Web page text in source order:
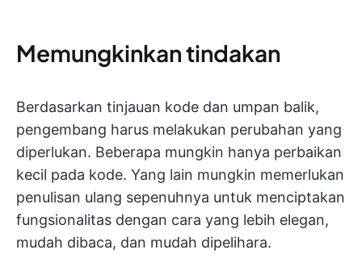
Memungkinkan tindakan
Berdasarkan tinjauan kode dan umpan balik,
pengembang harus melakukan perubahan yang
diperlukan. Beberapa mungkin hanya perbaikan
kecil pada kode. Yang lain mungkin memerlukan
penulisan ulang sepenuhnya untuk menciptakan
fungsionalitas dengan cara yang lebih elegan,
mudah dibaca, dan mudah dipelihara.